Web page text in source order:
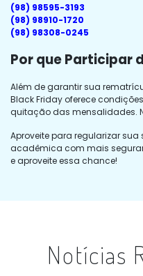
(98) 98595-3193
(98) 98910-1720
(98) 98308-0245
Por que Participar
Além de garantir sua
Black Friday oferece
quitação das mensalidades.
Aproveite para regularizar
acadêmica com mais
e aproveite essa chance!
Notícias